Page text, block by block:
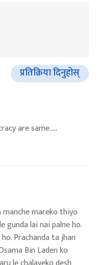
प्रतिक्रिया दिनुहोस्
are same.....
manche mareko thiyo
gunda lai nai palne ho.
Prachanda ta jhan
Bin Laden ko